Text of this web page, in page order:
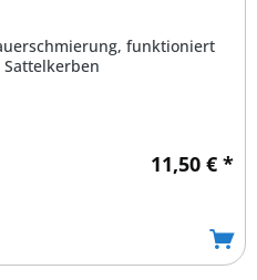
funktioniert
11,50 € *